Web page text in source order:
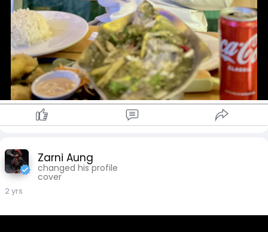
Zarni Aung
changed his profile
cover
2 yrs